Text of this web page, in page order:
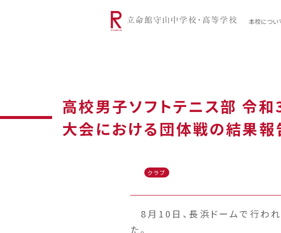
本校につい
高校男子ソフトテニス部 令
大会における団体戦の結果報
クラブ
8月10日、長浜ドームで行わ
た。